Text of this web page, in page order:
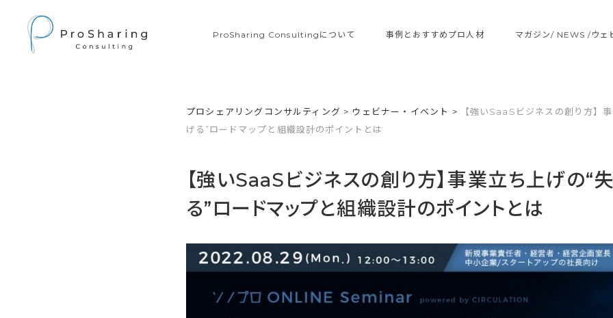
ProSharing Consultingについて 事例とおすすめプロ人材 マガジン/ NEWS /ウェ
プロシェアリングコンサルティング > ウェビナー・イベント >
【強いSaaSビジネスの創り方】
げる”ロードマップと組織設計のポイントとは
【強いSaaSビジネスの創り方】事業立ち上げの“
る”ロードマップと組織設計のポイントとは